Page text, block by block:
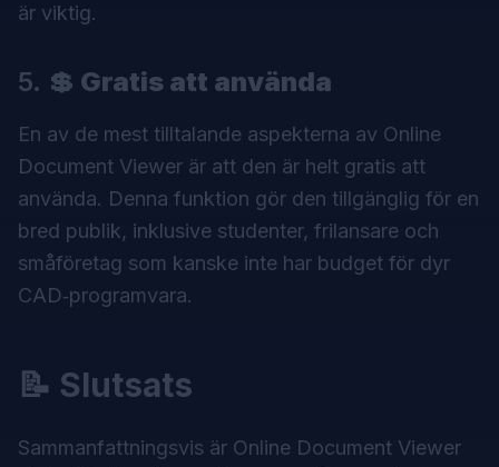
är viktig.
5. 💲 Gratis att använda
En av de mest tilltalande aspekterna av Online
Document Viewer är att den är helt gratis att
använda. Denna funktion gör den tillgänglig för en
bred publik, inklusive studenter, frilansare och
småföretag som kanske inte har budget för dyr
CAD‑programvara.
📝 Slutsats
Sammanfattningsvis är Online Document Viewer